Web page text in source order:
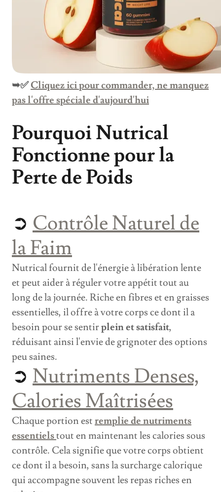
➥✅Cliquez ici pour commander, ne manquez
pas l'offre spéciale d'aujourd'hui
Pourquoi Nutrical
Fonctionne pour la
Perte de Poids
➲ Contrôle Naturel de
la Faim
Nutrical fournit de l'énergie à libération lente
et peut aider à réguler votre appétit tout au
long de la journée. Riche en fibres et en graisses
essentielles, il offre à votre corps ce dont il a
besoin pour se sentirplein et satisfait,
réduisant ainsi l'envie de grignoter des options
peu saines.
➲ Nutriments Denses,
Calories Maîtrisées
Chaque portion estremplie de nutriments
essentielstout en maintenant les calories sous
contrôle. Cela signifie que votre corps obtient
ce dont il a besoin, sans la surcharge calorique
qui accompagne souvent les repas riches en